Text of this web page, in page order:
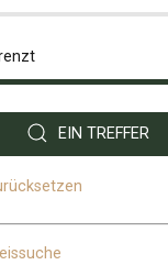
EIN TREFFER